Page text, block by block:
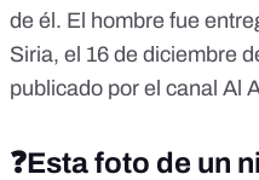
de él. El hombre fue
Siria, el 16 de diciembre
publicado por el canal Al
❓Esta foto de un